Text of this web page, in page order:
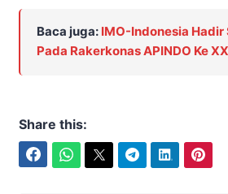
Baca juga: IMO-Indonesia Hadir
Pada Rakerkonas APINDO Ke
Share this: